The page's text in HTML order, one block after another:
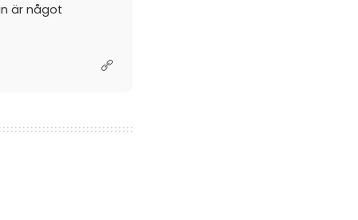
är något